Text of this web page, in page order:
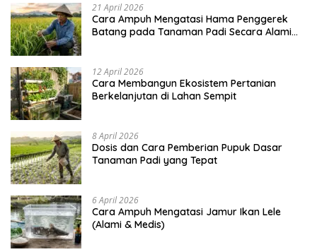
21 April 2026
Cara Ampuh Mengatasi Hama Penggerek
Batang pada Tanaman Padi Secara Alami
12 April 2026
Cara Membangun Ekosistem Pertanian
Berkelanjutan di Lahan Sempit
8 April 2026
Dosis dan Cara Pemberian Pupuk Dasar
Tanaman Padi yang Tepat
6 April 2026
Cara Ampuh Mengatasi Jamur Ikan Lele
(Alami & Medis)